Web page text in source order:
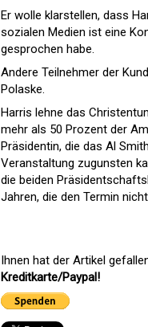
Er wolle klarstellen, dass
sozialen Medien ist eine
gesprochen habe.
Andere Teilnehmer der
Polaske.
Harris lehne das
mehr als 50 Prozent der
Präsidentin, die das Al
Veranstaltung zugunsten
die beiden
Jahren, die den Termin
Ihnen hat der Artikel
Kreditkarte/Paypal!